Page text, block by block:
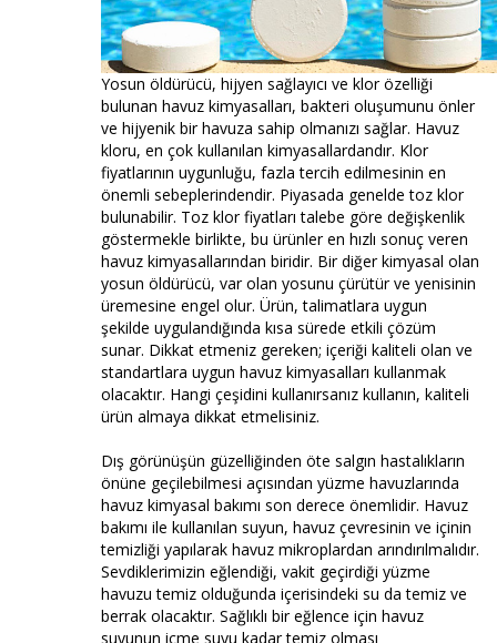
Yosun öldürücü, hijyen sağlayıcı ve klor özelliği
bulunan havuz kimyasalları, bakteri oluşumunu önler
ve hijyenik bir havuza sahip olmanızı sağlar. Havuz
kloru, en çok kullanılan kimyasallardandır. Klor
fiyatlarının uygunluğu, fazla tercih edilmesinin en
önemli sebeplerindendir. Piyasada genelde toz klor
bulunabilir. Toz klor fiyatları talebe göre değişkenlik
göstermekle birlikte, bu ürünler en hızlı sonuç veren
havuz kimyasallarından biridir. Bir diğer kimyasal olan
yosun öldürücü, var olan yosunu çürütür ve yenisinin
üremesine engel olur. Ürün, talimatlara uygun
şekilde uygulandığında kısa sürede etkili çözüm
sunar. Dikkat etmeniz gereken; içeriği kaliteli olan ve
standartlara uygun havuz kimyasalları kullanmak
olacaktır. Hangi çeşidini kullanırsanız kullanın, kaliteli
ürün almaya dikkat etmelisiniz.
Dış görünüşün güzelliğinden öte salgın hastalıkların
önüne geçilebilmesi açısından yüzme havuzlarında
havuz kimyasal bakımı son derece önemlidir. Havuz
bakımı ile kullanılan suyun, havuz çevresinin ve içinin
temizliği yapılarak havuz mikroplardan arındırılmalıdır.
Sevdiklerimizin eğlendiği, vakit geçirdiği yüzme
havuzu temiz olduğunda içerisindeki su da temiz ve
berrak olacaktır. Sağlıklı bir eğlence için havuz
suyunun içme suyu kadar temiz olması